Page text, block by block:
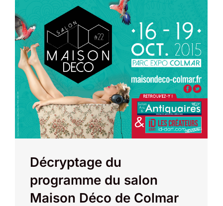
Décryptage du
programme du salon
Maison Déco de Colmar